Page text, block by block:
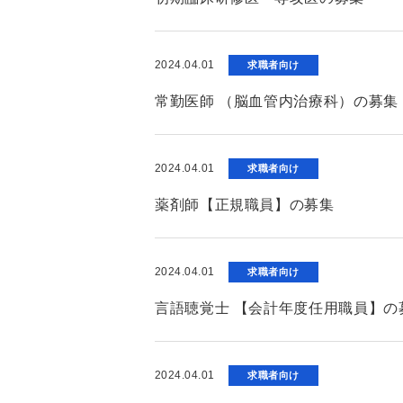
2024.04.01 求職者向け
常勤医師 （脳血管内治療科）の募集
2024.04.01 求職者向け
薬剤師【正規職員】の募集
2024.04.01 求職者向け
言語聴覚士 【会計年度任用職員】の
2024.04.01 求職者向け